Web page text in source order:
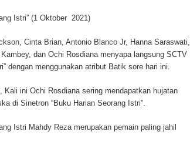
Istri” (1 Oktober 2021)
Cinta Brian, Antonio Blanco Jr, Hanna Saraswati,
dan Ochi Rosdiana menyapa langsung SCTV
dengan menggunakan atribut Batik sore hari ini.
Kali ini Ochi Rosdiana sering mendapatkan hujatan
di Sinetron “Buku Harian Seorang Istri”.
Istri Mahdy Reza merupakan pemain paling jahil